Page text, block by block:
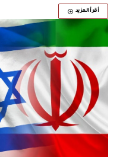
أقرأ المزيد